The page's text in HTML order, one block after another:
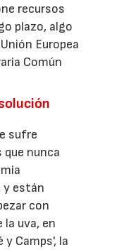
recursos
plazo, algo
Europea
Común
sufre
que nunca
y están
con
la uva, en
y Camps', la